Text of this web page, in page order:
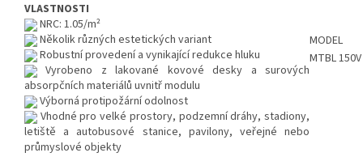
VLASTNOSTI
NRC: 1.05/m²
Několik různých estetických variant
Robustní provedení a vynikající redukce hluku
Vyrobeno z lakované kovové desky a surových
absorpčních materiálů uvnitř modulu
Výborná protipožární odolnost
Vhodné pro velké prostory, podzemní dráhy, stadiony,
letiště a autobusové stanice, pavilony, veřejné nebo
průmyslové objekty
MODEL
MTBL 150V